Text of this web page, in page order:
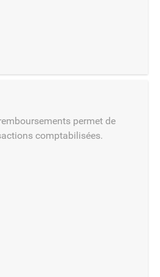
permet de
comptabilisées.